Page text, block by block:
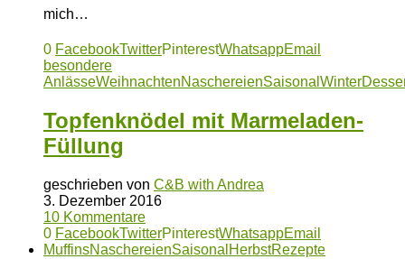
mich…
0 FacebookTwitterPinterestWhatsappEmail
besondere
AnlässeWeihnachtenNaschereienSaisonal Winter
Topfenknödel mit Marmeladen-
Füllung
geschrieben von C&B with Andrea
3. Dezember 2016
10 Kommentare
0 FacebookTwitterPinterestWhatsappEmail
MuffinsNaschereienSaisonal HerbstRezepte